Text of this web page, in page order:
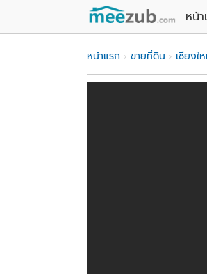
หน้า
หน้าแรก ขายที่ดิน เชียงใ